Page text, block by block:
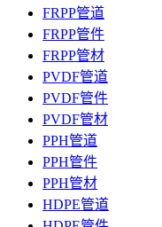
FRPP管道
FRPP管件
FRPP管材
PVDF管道
PVDF管件
PVDF管材
PPH管道
PPH管件
PPH管材
HDPE管道